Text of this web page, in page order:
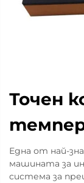
Точен
Една от най-
машината за
система за